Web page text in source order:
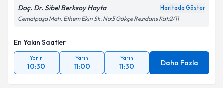
Doç. Dr. Sibel Berksoy Hayta Haritada Göster
Cemalpaşa Mah. Ethem Ekin Sk. No:5 Gökçe Rezidans Kat:2/11
En Yakın Saatler
Yarın
10:30
Yarın
11:00
Yarın
11:30 Daha Fazla